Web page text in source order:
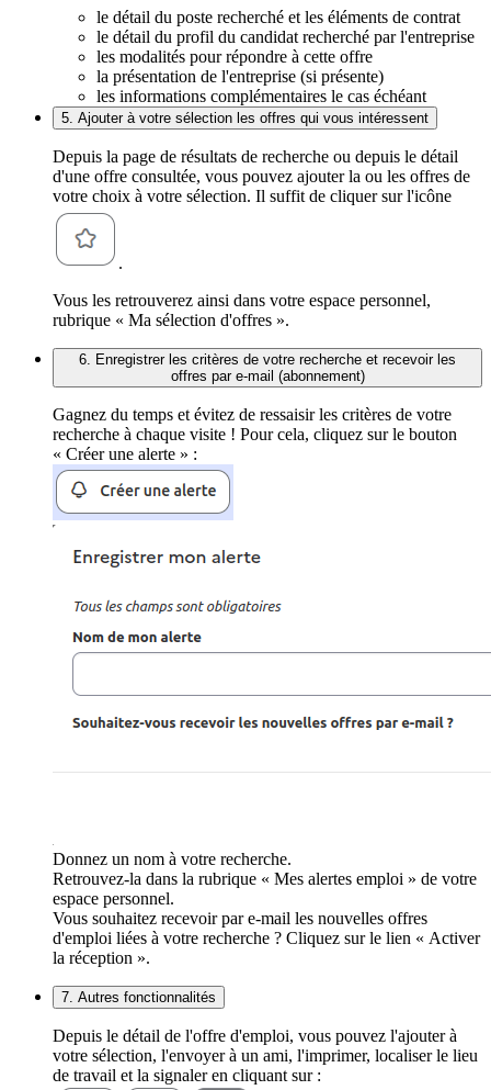
le détail du poste recherché et les éléments de contrat
le détail du profil du candidat recherché par l'entreprise
les modalités pour répondre à cette offre
la présentation de l'entreprise (si présente)
les informations complémentaires le cas échéant
5. Ajouter à votre sélection les offres qui vous intéressent
Depuis la page de résultats de recherche ou depuis le détail
d'une offre consultée, vous pouvez ajouter la ou les offres de
votre choix à votre sélection. Il suffit de cliquer sur l'icône
.
Vous les retrouverez ainsi dans votre espace personnel,
rubrique « Ma sélection d'offres ».
6. Enregistrer les critères de votre recherche et recevoir les
offres par e-mail (abonnement)
Gagnez du temps et évitez de ressaisir les critères de votre
recherche à chaque visite ! Pour cela, cliquez sur le bouton
« Créer une alerte » :
Donnez un nom à votre recherche.
Retrouvez-la dans la rubrique « Mes alertes emploi » de votre
espace personnel.
Vous souhaitez recevoir par e-mail les nouvelles offres
d'emploi liées à votre recherche ? Cliquez sur le lien « Activer
la réception ».
7. Autres fonctionnalités
Depuis le détail de l'offre d'emploi, vous pouvez l'ajouter à
votre sélection, l'envoyer à un ami, l'imprimer, localiser le lieu
de travail et la signaler en cliquant sur :